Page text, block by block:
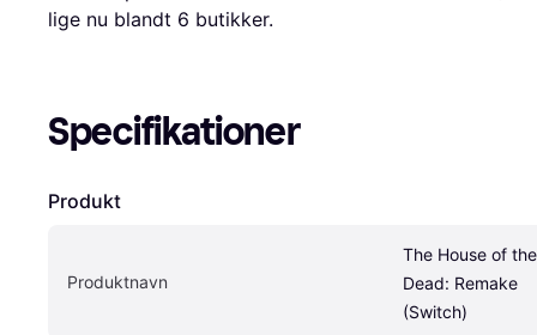
lige nu blandt 6 butikker.
Specifikationer
Produkt
Produktnavn
The House of the
Dead: Remake
(Switch)